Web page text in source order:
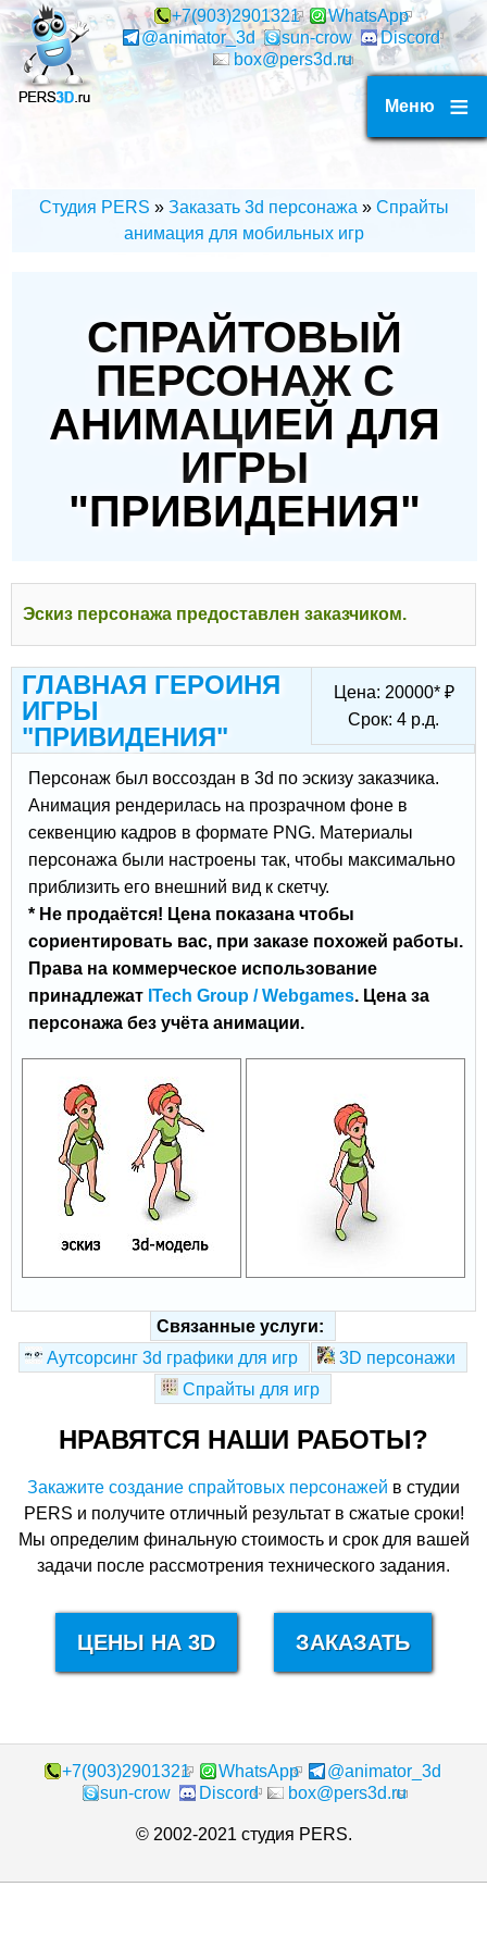
Перейти
к
основному
содержанию
+7(903)2901321
WhatsApp
@animator_3d
sun-crow
Discord
box@pers3d.ru
Меню
СТРОКА
Студия PERS Заказать 3d персонажа
Спрайты
анимация для мобильных игр
СПРАЙТОВЫЙ
ПЕРСОНАЖ С
АНИМАЦИЕЙ ДЛЯ
ИГРЫ
"ПРИВИДЕНИЯ"
Эскиз персонажа предоставлен заказчиком.
Цена: 20000* ₽
Срок: 4 р.д.
ГЛАВНАЯ ГЕРОИНЯ
ИГРЫ
"ПРИВИДЕНИЯ"
Персонаж был воссоздан в 3d по эскизу заказчика.
Анимация рендерилась на прозрачном фоне в
секвенцию кадров в формате PNG. Материалы
персонажа были настроены так, чтобы максимально
приблизить его внешний вид к скетчу.
* Не продаётся! Цена показана чтобы
сориентировать вас, при заказе похожей работы.
Права на коммерческое использование
принадлежат ITech Group / Webgames. Цена за
персонажа без учёта анимации.
Связанные услуги:
Аутсорсинг 3d графики для игр
3D персонажи
Спрайты для игр
НРАВЯТСЯ НАШИ РАБОТЫ?
Закажите создание спрайтовых персонажей в студии
PERS и получите отличный результат в сжатые сроки!
Мы определим финальную стоимость и срок для вашей
задачи после рассмотрения технического задания.
ЦЕНЫ НА 3D ЗАКАЗАТЬ
+7(903)2901321 WhatsApp
@animator_3d
sun-crow
Discord box@pers3d.ru
© 2002-2021 студия PERS.